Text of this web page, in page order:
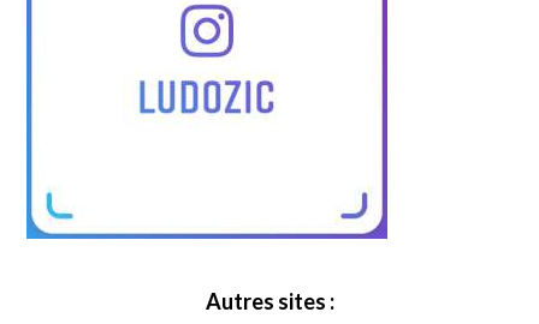
Autres sites :